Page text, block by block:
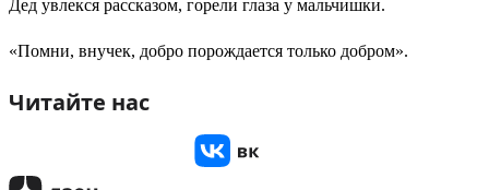
Дед увлекся рассказом, горели глаза у мальчишки.
«Помни, внучек, добро порождается только добром».
Читайте нас